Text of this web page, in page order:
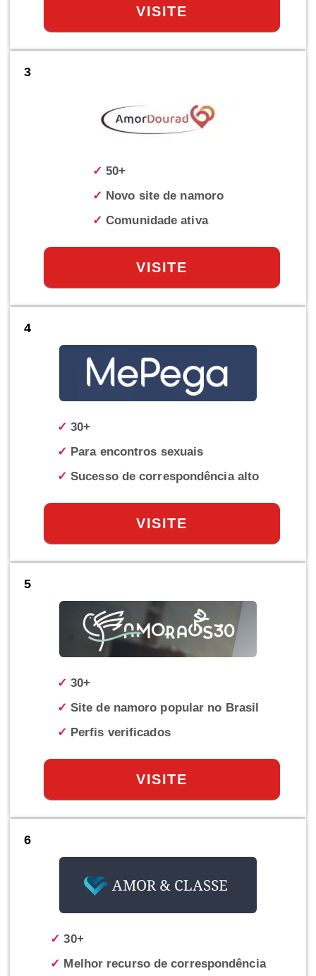
VISITE
3
✓ 50+
✓ Novo site de namoro
✓ Comunidade ativa
VISITE
4
✓ 30+
✓ Para encontros sexuais
✓ Sucesso de correspondência alto
VISITE
5
✓ 30+
✓ Site de namoro popular no Brasil
✓ Perfis verificados
VISITE
6
✓ 30+
✓ Melhor recurso de correspondência